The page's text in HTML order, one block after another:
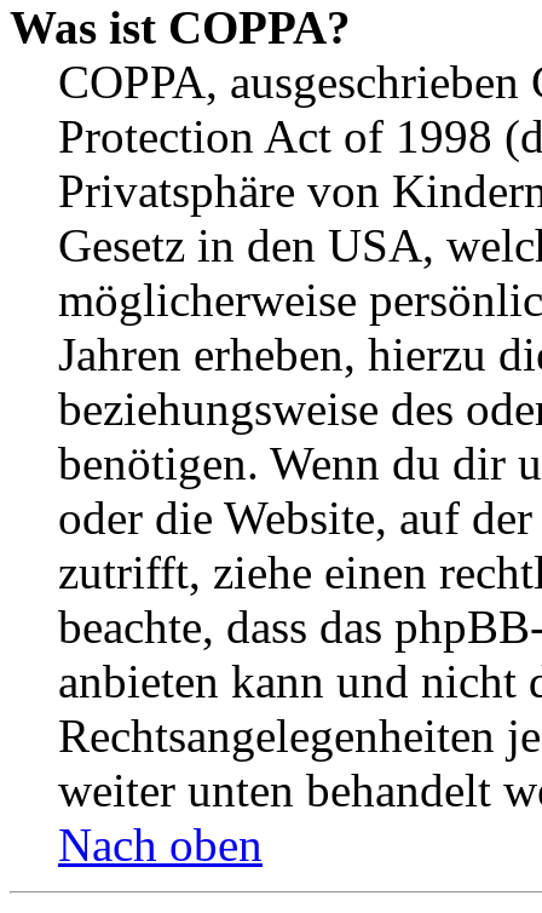
Was ist COPPA?
COPPA,
Protection Act of 1998
Privatsphäre von
Gesetz in den USA,
möglicherweise
Jahren erheben, hierzu
beziehungsweise des
benötigen. Wenn du dir
oder die Website, auf
zutrifft, ziehe einen
beachte, dass das
anbieten kann und nicht
Rechtsangelegenheiten
weiter unten behandelt
Nach oben